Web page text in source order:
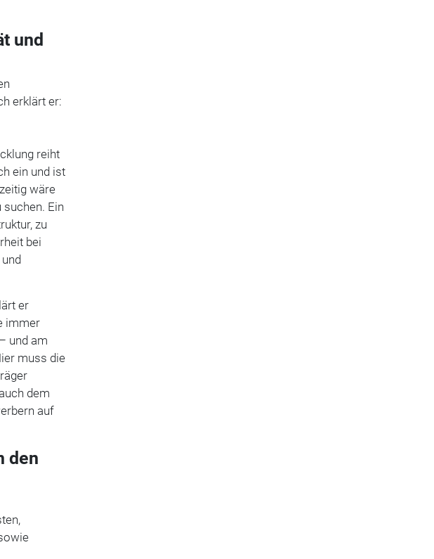
und
erklärt er:
reiht
ein und ist
wäre
Ein
zu
bei
er
immer
und am
muss die
dem
auf
den